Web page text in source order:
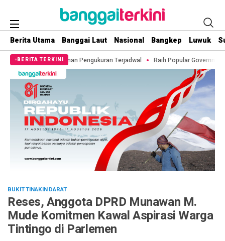
Berita Utama Banggai Laut Nasional Bangkep Luwuk
BERITA TERKINI
Pengukuran Terjadwal Raih Popular Government Institutions Award
BUKIT TINAKIN DARAT
Reses, Anggota DPRD Munawan M.
Mude Komitmen Kawal Aspirasi Warga
Tintingo di Parlemen